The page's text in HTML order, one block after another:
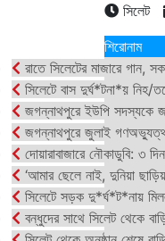
সিলেট
শিরোনাম
রাতে সিলেটের মাজারে গান,
সিলেটে বাস দুর্ঘ*টনা*য় নিহ/
জগন্নাথপুরে ইউপি সদস্যকে
জগন্নাথপুরে জুলাই
দোয়ারাবাজারে নৌকাডুবি: ৩
‘আমার ছেলে নাই, দুনিয়া
সিলেটে সড়ক দু*র্ঘ*ট*নায়
বন্ধুদের সাথে সিলেট থেকে